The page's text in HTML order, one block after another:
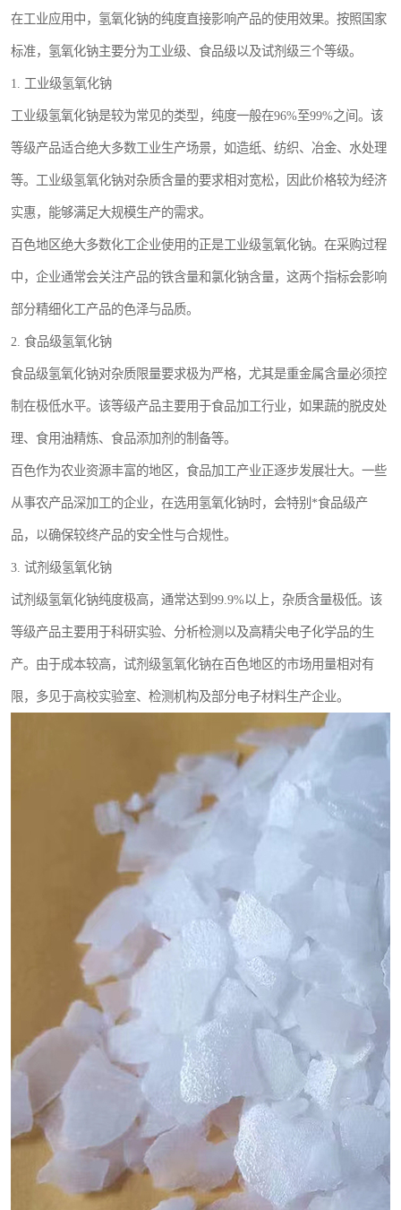
在工业应用中，氢氧化钠的纯度直接影响产品的使用效果。按照国家
标准，氢氧化钠主要分为工业级、食品级以及试剂级三个等级。
1. 工业级氢氧化钠
工业级氢氧化钠是较为常见的类型，纯度一般在96%至99%之间。该
等级产品适合绝大多数工业生产场景，如造纸、纺织、冶金、水处理
等。工业级氢氧化钠对杂质含量的要求相对宽松，因此价格较为经济
实惠，能够满足大规模生产的需求。
百色地区绝大多数化工企业使用的正是工业级氢氧化钠。在采购过程
中，企业通常会关注产品的铁含量和氯化钠含量，这两个指标会影响
部分精细化工产品的色泽与品质。
2. 食品级氢氧化钠
食品级氢氧化钠对杂质限量要求极为严格，尤其是重金属含量必须控
制在极低水平。该等级产品主要用于食品加工行业，如果蔬的脱皮处
理、食用油精炼、食品添加剂的制备等。
百色作为农业资源丰富的地区，食品加工产业正逐步发展壮大。一些
从事农产品深加工的企业，在选用氢氧化钠时，会特别*食品级产
品，以确保较终产品的安全性与合规性。
3. 试剂级氢氧化钠
试剂级氢氧化钠纯度极高，通常达到99.9%以上，杂质含量极低。该
等级产品主要用于科研实验、分析检测以及高精尖电子化学品的生
产。由于成本较高，试剂级氢氧化钠在百色地区的市场用量相对有
限，多见于高校实验室、检测机构及部分电子材料生产企业。